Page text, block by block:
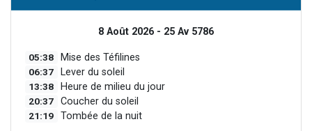
8 Août 2026 - 25 Av 5786
05:38 Mise des Téfilines
06:37 Lever du soleil
13:38 Heure de milieu du jour
20:37 Coucher du soleil
21:19 Tombée de la nuit